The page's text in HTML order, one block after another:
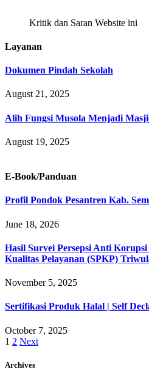
Kritik dan Saran Website ini
Layanan
Dokumen Pindah Sekolah
August 21, 2025
Alih Fungsi Musola Menjadi
August 19, 2025
E-Book/Panduan
Profil Pondok Pesantren Kab.
June 18, 2026
Hasil Survei Persepsi Anti
Kualitas Pelayanan (SPKP)
November 5, 2025
Sertifikasi Produk Halal | Self
October 7, 2025
1 2 Next
Archives